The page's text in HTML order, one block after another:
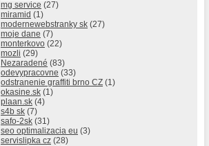
mg service (27)
miramid (1)
modernewebstranky sk (27)
moje dane (7)
monterkovo (22)
mozli (29)
Nezaradené (83)
odevypracovne (33)
odstranenie graffiti brno CZ (1)
okasine.sk (1)
plaan.sk (4)
s4b sk (7)
safo-2sk (31)
seo optimalizacia eu (3)
servislipka cz (28)